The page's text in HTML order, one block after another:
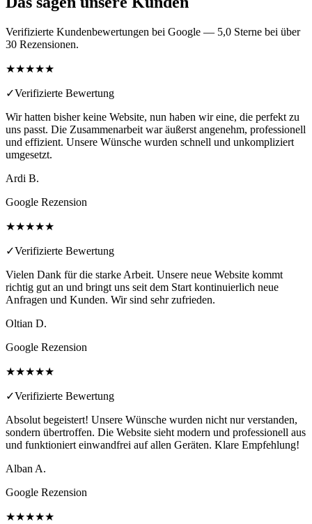
Verifizierte Kundenbewertungen bei Google — 5,0 Sterne bei über
30 Rezensionen.
★★★★★
✓Verifizierte Bewertung
Wir hatten bisher keine Website, nun haben wir eine, die perfekt zu
uns passt. Die Zusammenarbeit war äußerst angenehm, professionell
und effizient. Unsere Wünsche wurden schnell und unkompliziert
umgesetzt.
Ardi B.
Google Rezension
★★★★★
✓Verifizierte Bewertung
Vielen Dank für die starke Arbeit. Unsere neue Website kommt
richtig gut an und bringt uns seit dem Start kontinuierlich neue
Anfragen und Kunden. Wir sind sehr zufrieden.
Oltian D.
Google Rezension
★★★★★
✓Verifizierte Bewertung
Absolut begeistert! Unsere Wünsche wurden nicht nur verstanden,
sondern übertroffen. Die Website sieht modern und professionell aus
und funktioniert einwandfrei auf allen Geräten. Klare Empfehlung!
Alban A.
Google Rezension
★★★★★